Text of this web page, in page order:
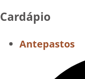
Cardápio
Antepastos